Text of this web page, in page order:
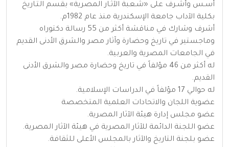
أسـس وأشـرف على «شـعبة الآثـار المصرية» بقسم التـاريخ
بكلية الآداب جامعة الإسكندرية منذ عام 1982م.
أشرف وشارك في مناقشة أكثر من 55 رسالة دكتوراه
وماجستير في تاريخ وحضارة وآثار مصر والشرق الأدنى القديم
في الجامعات المصرية والعربية.
له أكثر من 46 مؤلفاً في تاريخ وحضارة مصر والشرق الأدنى
القديم.
له حوالي 17 مؤلفاً في الدراسات الإسلامية.
عضوية اللجان والاتحادات العلمية المتخصصة
عضو مجلس إدارة هيئة الآثار المصرية.
عضو اللجنة الدائمة للآثار المصرية في هيئة الآثار المصرية.
عضو بلجنة التاريخ والآثار بالمجلس الأعلى للثقافة.